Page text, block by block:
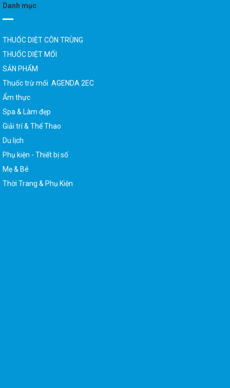
THUỐC DIỆT CÔN TRÙNG
THUỐC DIỆT MỐI
SẢN PHẨM
Thuốc trừ mối AGENDA 2EC
Spa & Làm đẹp